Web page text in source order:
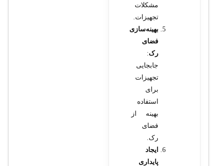
مشکلات
تجهیزات.
بهینه‌سازی
فضای
رک:
جابجایی
تجهیزات
برای
استفاده
بهینه از
فضای
رک.
ایجاد
پایداری